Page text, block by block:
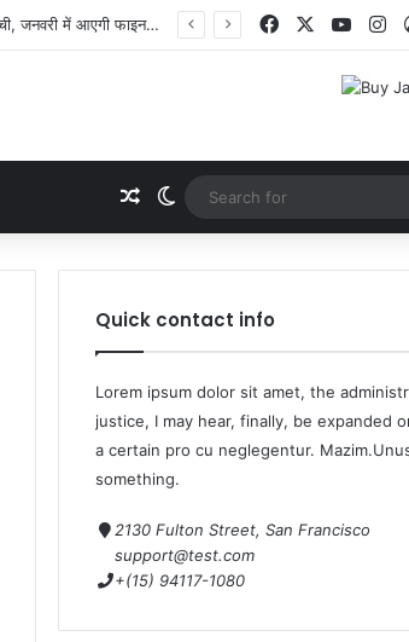
Quick contact info
Lorem ipsum dolor sit amet, the
justice, I may hear, finally, be expanded
a certain pro cu neglegentur.
something.
2130 Fulton Street, San Francisco
support@test.com
+(15) 94117-1080